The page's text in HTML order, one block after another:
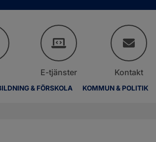
& FÖRSKOLA KOMMUN & POLITIK
E-tjänster Kontakt